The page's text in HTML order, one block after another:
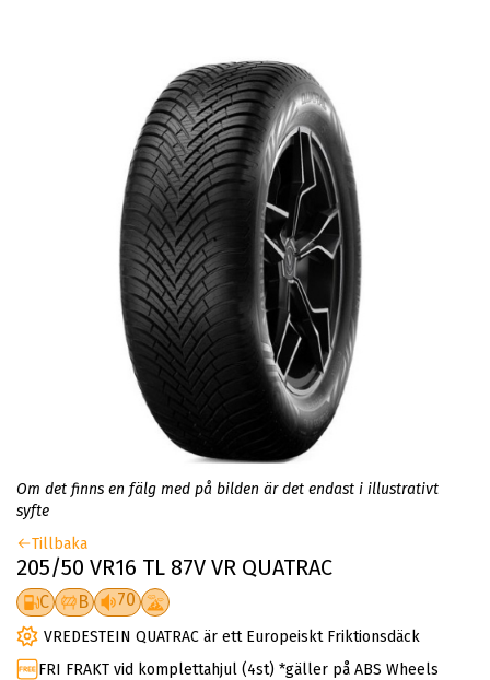
Om det finns en fälg med på bilden är det endast i illustrativt
syfte
Tillbaka
205/50 VR16 TL 87V VR QUATRAC
C B 70
VREDESTEIN QUATRAC är ett Europeiskt Friktionsdäck
FRI FRAKT vid komplettahjul (4st) *gäller på ABS Wheels